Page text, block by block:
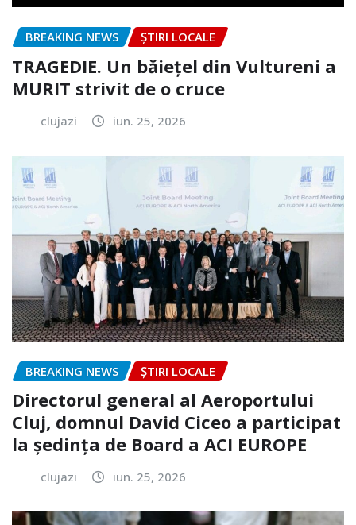
BREAKING NEWS ȘTIRI LOCALE
TRAGEDIE. Un băiețel din Vultureni a
MURIT strivit de o cruce
clujazi iun. 25, 2026
BREAKING NEWS ȘTIRI LOCALE
Directorul general al Aeroportului
Cluj, domnul David Ciceo a participat
la ședința de Board a ACI EUROPE
clujazi iun. 25, 2026